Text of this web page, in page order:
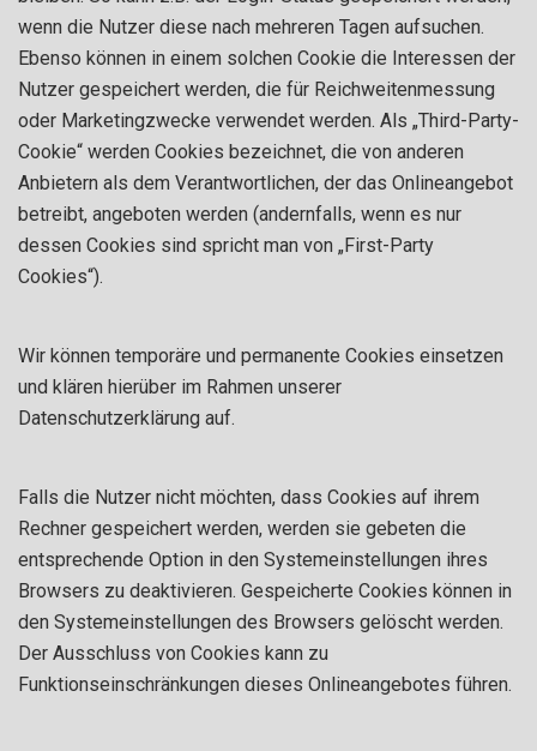
wenn die Nutzer diese nach mehreren Tagen aufsuchen.
Ebenso können in einem solchen Cookie die Interessen der
Nutzer gespeichert werden, die für Reichweitenmessung
oder Marketingzwecke verwendet werden. Als „Third-Party-
Cookie“ werden Cookies bezeichnet, die von anderen
Anbietern als dem Verantwortlichen, der das Onlineangebot
betreibt, angeboten werden (andernfalls, wenn es nur
dessen Cookies sind spricht man von „First-Party
Cookies“).
Wir können temporäre und permanente Cookies einsetzen
und klären hierüber im Rahmen unserer
Datenschutzerklärung auf.
Falls die Nutzer nicht möchten, dass Cookies auf ihrem
Rechner gespeichert werden, werden sie gebeten die
entsprechende Option in den Systemeinstellungen ihres
Browsers zu deaktivieren. Gespeicherte Cookies können in
den Systemeinstellungen des Browsers gelöscht werden.
Der Ausschluss von Cookies kann zu
Funktionseinschränkungen dieses Onlineangebotes führen.